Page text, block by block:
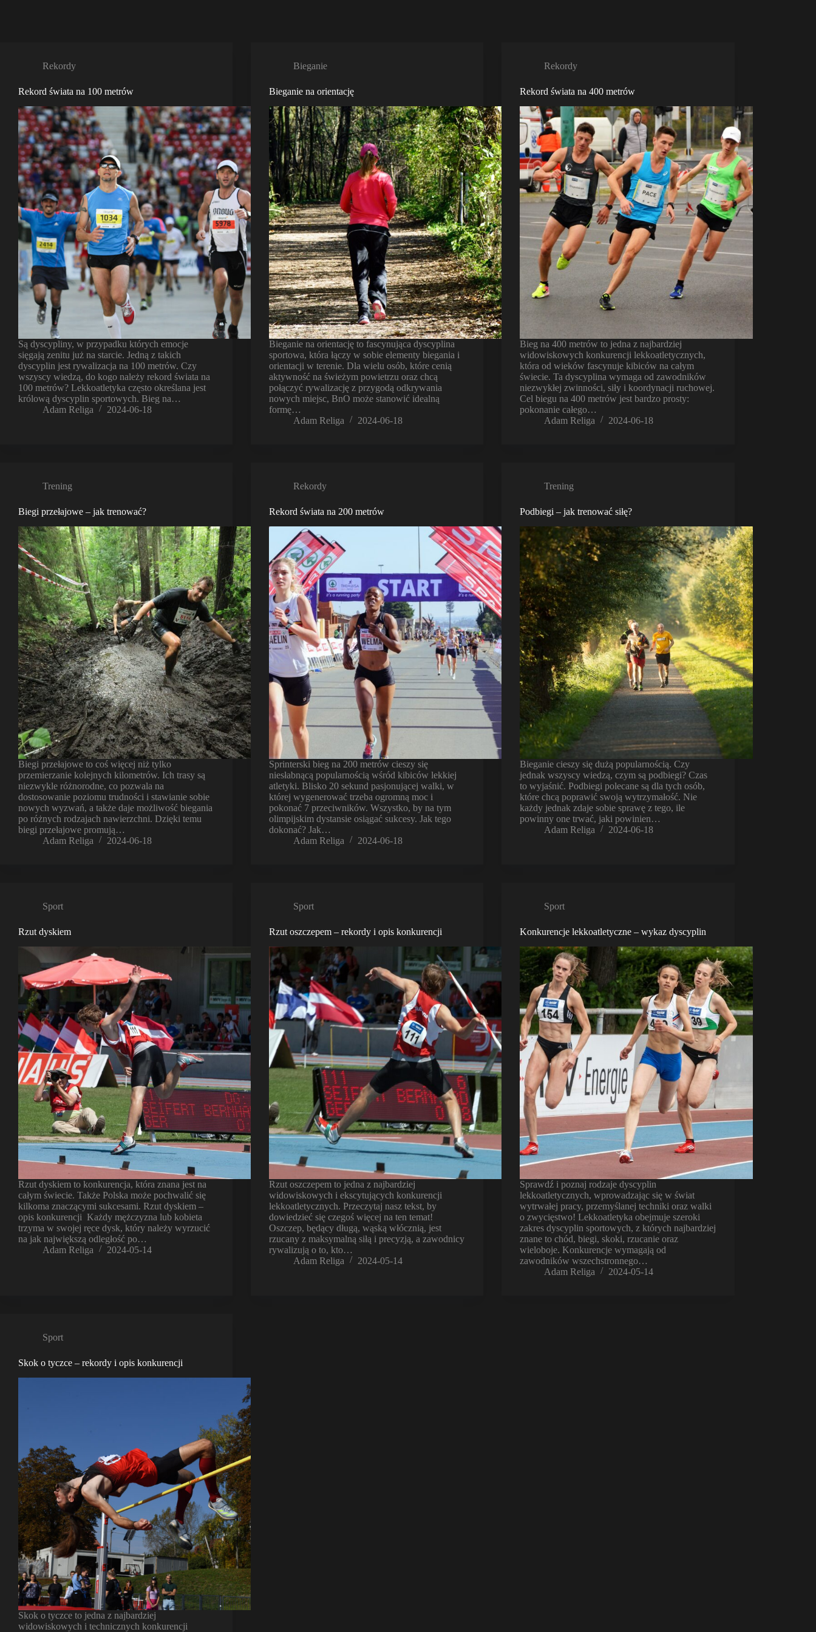
Rekordy
Rekord świata na 100 metrów
Są dyscypliny, w przypadku których emocje
sięgają zenitu już na starcie. Jedną z takich
dyscyplin jest rywalizacja na 100 metrów. Czy
wszyscy wiedzą, do kogo należy rekord świata na
100 metrów? Lekkoatletyka często określana jest
królową dyscyplin sportowych. Bieg na…
Adam Religa
2024-06-18
Bieganie
Bieganie na orientację
Bieganie na orientację to fascynująca dyscyplina
sportowa, która łączy w sobie elementy biegania i
orientacji w terenie. Dla wielu osób, które cenią
aktywność na świeżym powietrzu oraz chcą
połączyć rywalizację z przygodą odkrywania
nowych miejsc, BnO może stanowić idealną
formę…
Adam Religa
2024-06-18
Rekordy
Rekord świata na 400 metrów
Bieg na 400 metrów to jedna z najbardziej
widowiskowych konkurencji lekkoatletycznych,
która od wieków fascynuje kibiców na całym
świecie. Ta dyscyplina wymaga od zawodników
niezwykłej zwinności, siły i koordynacji ruchowej.
Cel biegu na 400 metrów jest bardzo prosty:
pokonanie całego…
Adam Religa
2024-06-18
Trening
Biegi przełajowe – jak trenować?
Biegi przełajowe to coś więcej niż tylko
przemierzanie kolejnych kilometrów. Ich trasy są
niezwykle różnorodne, co pozwala na
dostosowanie poziomu trudności i stawianie sobie
nowych wyzwań, a także daje możliwość biegania
po różnych rodzajach nawierzchni. Dzięki temu
biegi przełajowe promują…
Adam Religa
2024-06-18
Rekordy
Rekord świata na 200 metrów
Sprinterski bieg na 200 metrów cieszy się
niesłabnącą popularnością wśród kibiców lekkiej
atletyki. Blisko 20 sekund pasjonującej walki, w
której wygenerować trzeba ogromną moc i
pokonać 7 przeciwników. Wszystko, by na tym
olimpijskim dystansie osiągać sukcesy. Jak tego
dokonać? Jak…
Adam Religa
2024-06-18
Trening
Podbiegi – jak trenować siłę?
Bieganie cieszy się dużą popularnością. Czy
jednak wszyscy wiedzą, czym są podbiegi? Czas
to wyjaśnić. Podbiegi polecane są dla tych osób,
które chcą poprawić swoją wytrzymałość. Nie
każdy jednak zdaje sobie sprawę z tego, ile
powinny one trwać, jaki powinien…
Adam Religa
2024-06-18
Sport
Rzut dyskiem
Rzut dyskiem to konkurencja, która znana jest na
całym świecie. Także Polska może pochwalić się
kilkoma znaczącymi sukcesami. Rzut dyskiem –
opis konkurencji Każdy mężczyzna lub kobieta
trzyma w swojej ręce dysk, który należy wyrzucić
na jak największą odległość po…
Adam Religa
2024-05-14
Sport
Rzut oszczepem – rekordy i opis konkurencji
Rzut oszczepem to jedna z najbardziej
widowiskowych i ekscytujących konkurencji
lekkoatletycznych. Przeczytaj nasz tekst, by
dowiedzieć się czegoś więcej na ten temat!
Oszczep, będący długą, wąską włócznią, jest
rzucany z maksymalną siłą i precyzją, a zawodnicy
rywalizują o to, kto…
Adam Religa
2024-05-14
Sport
Konkurencje lekkoatletyczne – wykaz dyscyplin
Sprawdź i poznaj rodzaje dyscyplin
lekkoatletycznych, wprowadzając się w świat
wytrwałej pracy, przemyślanej techniki oraz walki
o zwycięstwo! Lekkoatletyka obejmuje szeroki
zakres dyscyplin sportowych, z których najbardziej
znane to chód, biegi, skoki, rzucanie oraz
wieloboje. Konkurencje wymagają od
zawodników wszechstronnego…
Adam Religa
2024-05-14
Sport
Skok o tyczce – rekordy i opis konkurencji
Skok o tyczce to jedna z najbardziej
widowiskowych i technicznych konkurencji